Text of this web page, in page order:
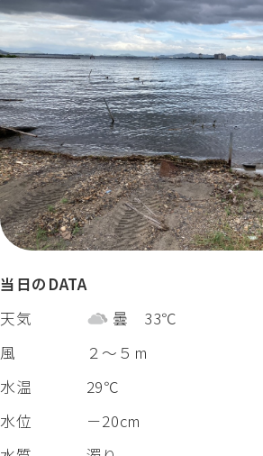
当日のDATA
天気
曇 33℃
風
２～５m
水温
29℃
水位
－20cm